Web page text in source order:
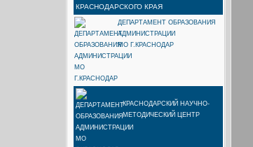
ДЕПАРТАМЕНТ ОБРАЗОВАНИЯ
АДМИНИСТРАЦИИ
МО Г.КРАСНОДАР
КРАСНОДАРСКИЙ НАУЧНО-
МЕТОДИЧЕСКИЙ ЦЕНТР